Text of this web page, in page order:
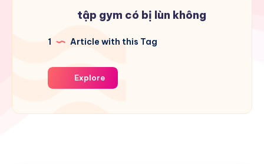
tập gym có bị lùn không
1 Article with this Tag
Explore